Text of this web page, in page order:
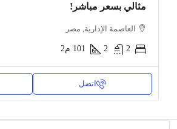
مثالي بسعر مباشر!
العاصمة الإدارية, مصر
2
2
101 م2
اتصل